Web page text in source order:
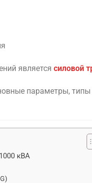
является силовой
параметры, типы
кВА